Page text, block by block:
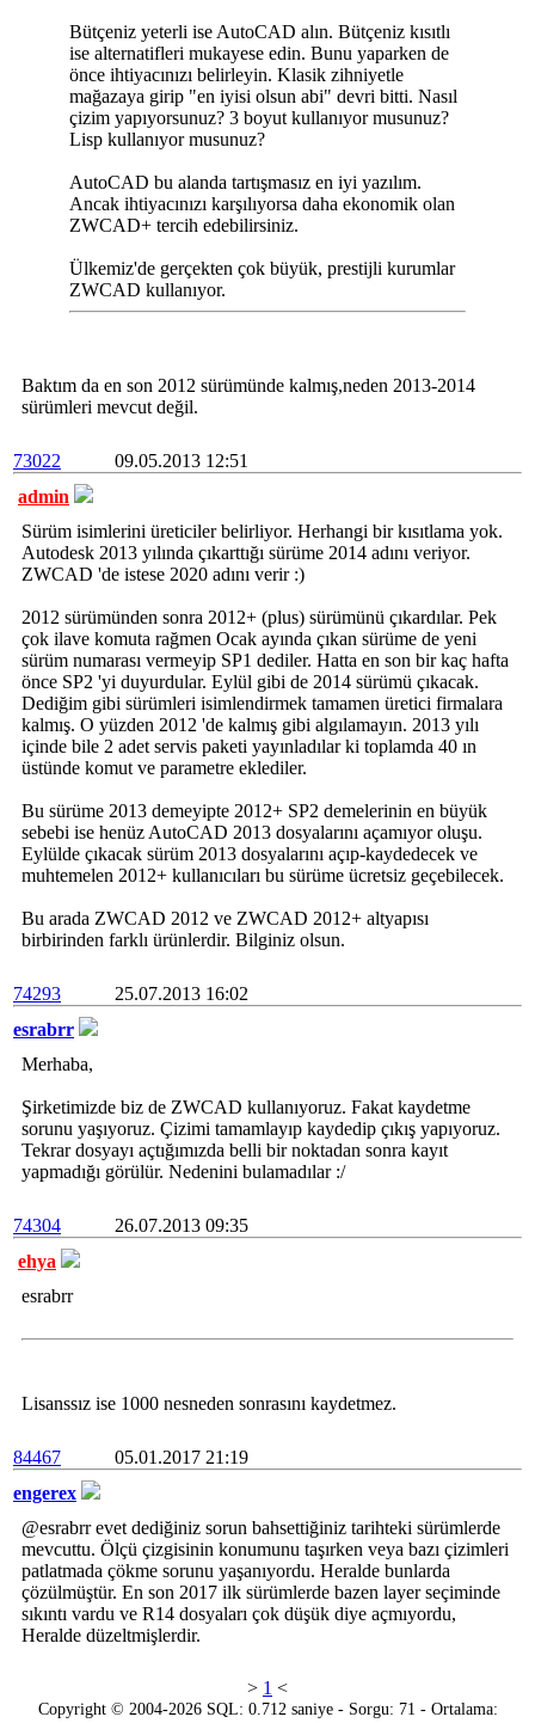
Bütçeniz yeterli ise AutoCAD alın. Bütçeniz kısıtlı
ise alternatifleri mukayese edin. Bunu yaparken de
önce ihtiyacınızı belirleyin. Klasik zihniyetle
mağazaya girip "en iyisi olsun abi" devri bitti. Nasıl
çizim yapıyorsunuz? 3 boyut kullanıyor musunuz?
Lisp kullanıyor musunuz?
AutoCAD bu alanda tartışmasız en iyi yazılım.
Ancak ihtiyacınızı karşılıyorsa daha ekonomik olan
ZWCAD+ tercih edebilirsiniz.
Ülkemiz'de gerçekten çok büyük, prestijli kurumlar
ZWCAD kullanıyor.
Baktım da en son 2012 sürümünde kalmış,neden 2013-2014
sürümleri mevcut değil.
73022
09.05.2013 12:51
admin
Sürüm isimlerini üreticiler belirliyor. Herhangi bir kısıtlama yok.
Autodesk 2013 yılında çıkarttığı sürüme 2014 adını veriyor.
ZWCAD 'de istese 2020 adını verir :)
2012 sürümünden sonra 2012+ (plus) sürümünü çıkardılar. Pek
çok ilave komuta rağmen Ocak ayında çıkan sürüme de yeni
sürüm numarası vermeyip SP1 dediler. Hatta en son bir kaç hafta
önce SP2 'yi duyurdular. Eylül gibi de 2014 sürümü çıkacak.
Dediğim gibi sürümleri isimlendirmek tamamen üretici firmalara
kalmış. O yüzden 2012 'de kalmış gibi algılamayın. 2013 yılı
içinde bile 2 adet servis paketi yayınladılar ki toplamda 40 ın
üstünde komut ve parametre eklediler.
Bu sürüme 2013 demeyipte 2012+ SP2 demelerinin en büyük
sebebi ise henüz AutoCAD 2013 dosyalarını açamıyor oluşu.
Eylülde çıkacak sürüm 2013 dosyalarını açıp-kaydedecek ve
muhtemelen 2012+ kullanıcıları bu sürüme ücretsiz geçebilecek.
Bu arada ZWCAD 2012 ve ZWCAD 2012+ altyapısı
birbirinden farklı ürünlerdir. Bilginiz olsun.
74293
25.07.2013 16:02
esrabrr
Merhaba,
Şirketimizde biz de ZWCAD kullanıyoruz. Fakat kaydetme
sorunu yaşıyoruz. Çizimi tamamlayıp kaydedip çıkış yapıyoruz.
Tekrar dosyayı açtığımızda belli bir noktadan sonra kayıt
yapmadığı görülür. Nedenini bulamadılar :/
74304
26.07.2013 09:35
ehya
esrabrr
Lisanssız ise 1000 nesneden sonrasını kaydetmez.
84467
05.01.2017 21:19
engerex
@esrabrr evet dediğiniz sorun bahsettiğiniz tarihteki sürümlerde
mevcuttu. Ölçü çizgisinin konumunu taşırken veya bazı çizimleri
patlatmada çökme sorunu yaşanıyordu. Heralde bunlarda
çözülmüştür. En son 2017 ilk sürümlerde bazen layer seçiminde
sıkıntı vardu ve R14 dosyaları çok düşük diye açmıyordu,
Heralde düzeltmişlerdir.
> 1 <
Copyright © 2004-2026 SQL: 0.712 saniye - Sorgu: 71 - Ortalama: